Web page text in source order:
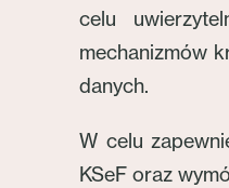
celu
mechanizmów
danych.
W celu
KSeF oraz